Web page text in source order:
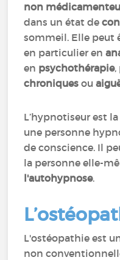
non
dans un état de
sommeil. Elle peut
en particulier en
en psychothérapie,
chroniques ou
L’hypnotiseur est
une personne
de conscience. Il
la personne elle-
l'autohypnose.
L'ostéopathie est
non